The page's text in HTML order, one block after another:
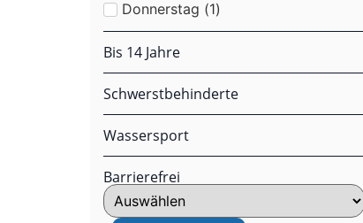
Donnerstag (1)
Bis 14 Jahre
Schwerstbehinderte
Wassersport
Barrierefrei